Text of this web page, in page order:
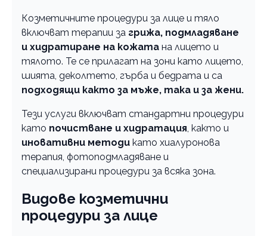
Козметичните процедури за лице и тяло
включват терапии за грижа, подмладяване
и хидратиране на кожата на лицето и
тялото. Те се прилагат на зони като лицето,
шията, деколтето, гърба и бедрата и са
подходящи както за мъже, така и за жени.
Тези услуги включват стандартни процедури
като почистване и хидратация, както и
иновативни методи като хиалуронова
терапия, фотоподмладяване и
специализирани процедури за всяка зона.
Видове козметични
процедури за лице